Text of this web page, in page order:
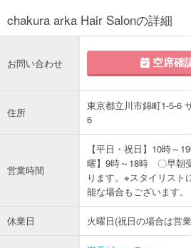
chakura arka Hair Salonの詳細
お問い合わせ 空席確
住所
東京都立川市錦町1-5-6
6
営業時間
【平日・祝日】10時～
曜】9時～18時 〇早朝
ります。※スタイリスト
能な場合もございます。
休業日 火曜日(祝日の場合は営